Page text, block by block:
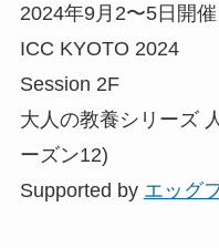
2024年9月2〜5日開催
ICC KYOTO 2024
Session 2F
大人の教養シリーズ
ーズン12)
Supported by エッグ